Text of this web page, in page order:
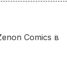
Comics в